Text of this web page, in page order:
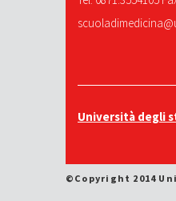
Università degli
©Copyright 2014